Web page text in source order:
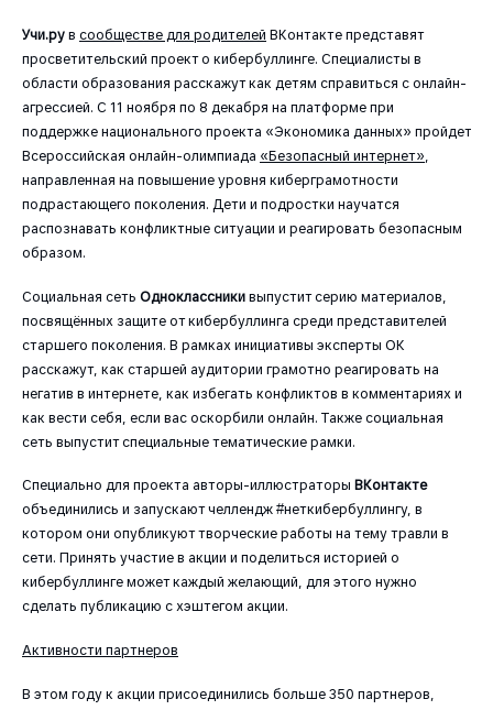
Учи.ру в сообществе для родителей ВКонтакте представят
просветительский проект о кибербуллинге. Специалисты в
области образования расскажут как детям справиться с онлайн-
агрессией. С 11 ноября по 8 декабря на платформе при
поддержке национального проекта «Экономика данных» пройдет
Всероссийская онлайн-олимпиада «Безопасный интернет»
направленная на повышение уровня киберграмотности
подрастающего поколения. Дети и подростки научатся
распознавать конфликтные ситуации и реагировать безопасным
образом.
Социальная сеть Одноклассники выпустит серию материалов,
посвящённых защите от кибербуллинга среди представителей
старшего поколения. В рамках инициативы эксперты ОК
расскажут, как старшей аудитории грамотно реагировать на
негатив в интернете, как избегать конфликтов в комментариях и
как вести себя, если вас оскорбили онлайн. Также социальная
сеть выпустит специальные тематические рамки.
Специально для проекта авторы-иллюстраторы ВКонтакте
объединились и запускают челлендж #неткибербуллингу, в
котором они опубликуют творческие работы на тему травли в
сети. Принять участие в акции и поделиться историей о
кибербуллинге может каждый желающий, для этого нужно
сделать публикацию с хэштегом акции.
Активности партнеров
В этом году к акции присоединились больше 350 партнеров,